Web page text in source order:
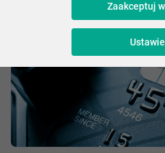
Zaakceptuj